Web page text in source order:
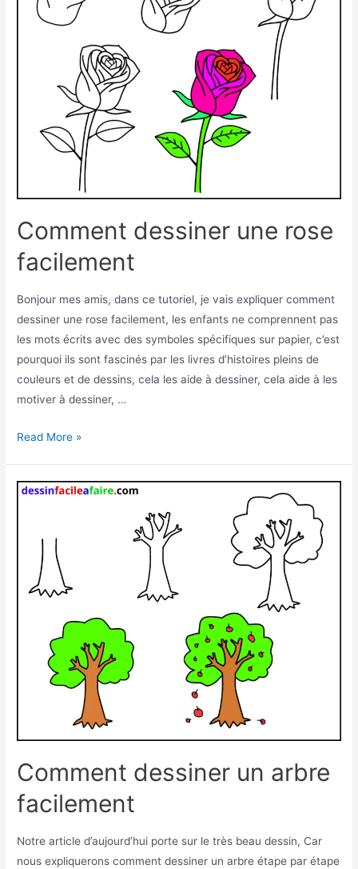
Comment dessiner une rose
facilement
Bonjour mes amis, dans ce tutoriel, je vais expliquer comment
dessiner une rose facilement, les enfants ne comprennent pas
les mots écrits avec des symboles spécifiques sur papier, c’est
pourquoi ils sont fascinés par les livres d’histoires pleins de
couleurs et de dessins, cela les aide à dessiner, cela aide à les
motiver à dessiner, …
Comment
rose
Read More »
Comment dessiner un arbre
facilement
Notre article d’aujourd’hui porte sur le très beau dessin, Car
nous expliquerons comment dessiner un arbre étape par étape